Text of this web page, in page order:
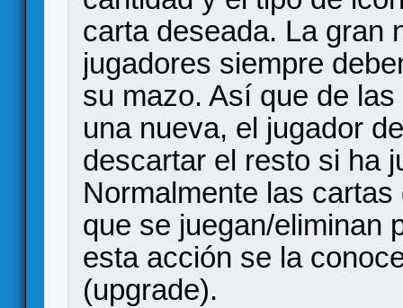
carta deseada. La gran
jugadores siempre
su mazo. Así que de
una nueva, el jugador
descartar el resto si ha
Normalmente las
que se juegan/eliminan
esta acción se la
(upgrade).